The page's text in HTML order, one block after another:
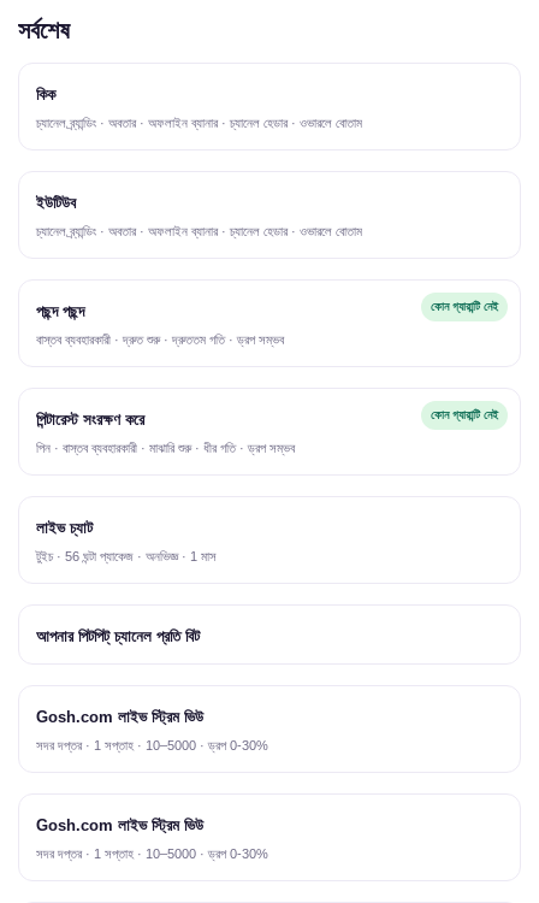
সর্বশেষ
কিক
চ্যানেল ব্র্যান্ডিং · অবতার · অফলাইন ব্যানার · চ্যানেল হেডার · ওভারলে বোতাম
ইউটিউব
চ্যানেল ব্র্যান্ডিং · অবতার · অফলাইন ব্যানার · চ্যানেল হেডার · ওভারলে বোতাম
কোন গ্যারান্টি নেই
পছন্দ পছন্দ
বাস্তব ব্যবহারকারী · দ্রুত শুরু · দ্রুততম গতি · ড্রপ সম্ভব
কোন গ্যারান্টি নেই
পিন্টারেস্ট সংরক্ষণ করে
পিন · বাস্তব ব্যবহারকারী · মাঝারি শুরু · ধীর গতি · ড্রপ সম্ভব
লাইভ চ্যাট
টুইচ · 56 ঘন্টা প্যাকেজ · অনভিজ্ঞ · 1 মাস
আপনার পিটপিট্ চ্যানেল প্রতি বিট
Gosh.com লাইভ স্ট্রিম ভিউ
সদর দপ্তর · 1 সপ্তাহ · 10–5000 · ড্রপ 0-30%
Gosh.com লাইভ স্ট্রিম ভিউ
সদর দপ্তর · 1 সপ্তাহ · 10–5000 · ড্রপ 0-30%